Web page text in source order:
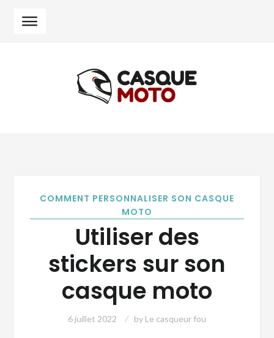
COMMENT PERSONNALISER SON CASQUE
MOTO
Utiliser des
stickers sur son
casque moto
6 juillet 2022 by Le casqueur fou